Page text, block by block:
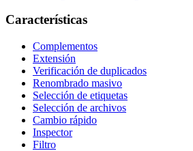
Características
Complementos
Extensión
Verificación de duplicados
Renombrado masivo
Selección de etiquetas
Selección de archivos
Cambio rápido
Inspector
Filtro